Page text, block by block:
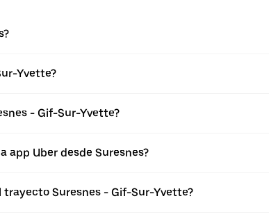
Yvette?
- Gif-Sur-Yvette?
app Uber desde Suresnes?
trayecto Suresnes - Gif-Sur-Yvette?